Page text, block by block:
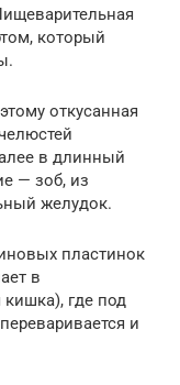
который
откусанная
в длинный
— зоб, из
желудок.
пластинок
в
где под
и